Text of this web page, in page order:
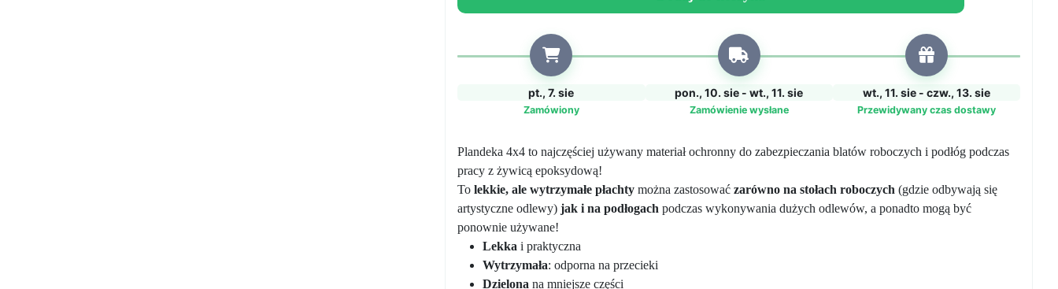
DO
pt., 7. sie
Zamówiony
pon., 10. sie - wt., 11. sie
Zamówienie wysłane
wt., 11. sie - czw., 13. sie
Przewidywany czas dostawy
Plandeka 4x4 to najczęściej używany materiał ochronny do zabezpieczania blatów roboczych i podłóg podczas
pracy z żywicą epoksydową!
Tolekkie, ale wytrzymałe płachtymożna zastosowaćzarówno na stołach roboczych (gdzie odbywają się
artystyczne odlewy)jak i na podłogach podczas wykonywania dużych odlewów, a ponadto mogą być
ponownie używane!
Lekka i praktyczna
Wytrzymała: odporna na przecieki
Dzielona na mniejsze części